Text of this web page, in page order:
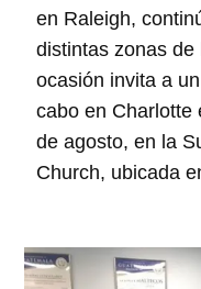
en Raleigh,
distintas zonas
ocasión invita a
cabo en Charlotte
de agosto, en la
Church, ubicada